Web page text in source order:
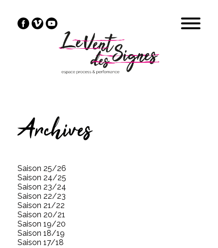
Archives
Saison 25/26
Saison 24/25
Saison 23/24
Saison 22/23
Saison 21/22
Saison 20/21
Saison 19/20
Saison 18/19
Saison 17/18